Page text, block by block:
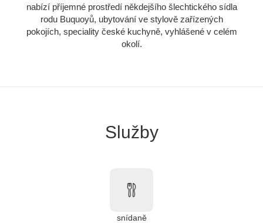
nabízí příjemné prostředí někdejšího šlechtického sídla
rodu Buquoyů, ubytování ve stylově zařízených
pokojích, speciality české kuchyně, vyhlášené v celém
okolí.
Služby
snídaně